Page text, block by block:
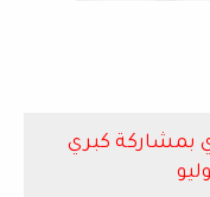
بمشاركة كبري